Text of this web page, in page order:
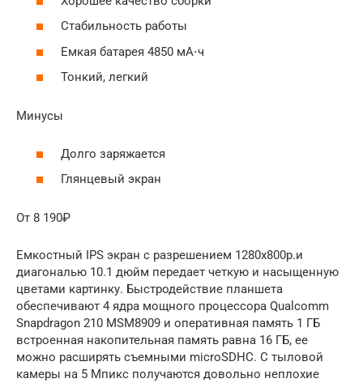
Стабильность работы
Емкая батарея 4850 мА⋅ч
Тонкий, легкий
Минусы
Долго заряжается
Глянцевый экран
От 8 190₽
Емкостный IPS экран с разрешением 1280x800p.и
диагональю 10.1 дюйм передает четкую и насыщенную
цветами картинку. Быстродействие планшета
обеспечивают 4 ядра мощного процессора Qualcomm
Snapdragon 210 MSM8909 и оперативная память 1 ГБ
встроенная накопительная память равна 16 ГБ, ее
можно расширять съемными microSDHC. С тыловой
камеры на 5 Мпикс получаются довольно неплохие